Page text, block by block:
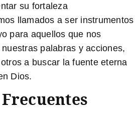
su fortaleza
llamados a ser instrumentos
para aquellos que nos
palabras y acciones,
a buscar la fuente eterna
Dios.